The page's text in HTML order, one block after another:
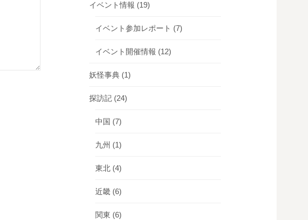
イベント情報 (19)
イベント参加レポート (7)
イベント開催情報 (12)
妖怪事典 (1)
探訪記 (24)
中国 (7)
九州 (1)
東北 (4)
近畿 (6)
関東 (6)